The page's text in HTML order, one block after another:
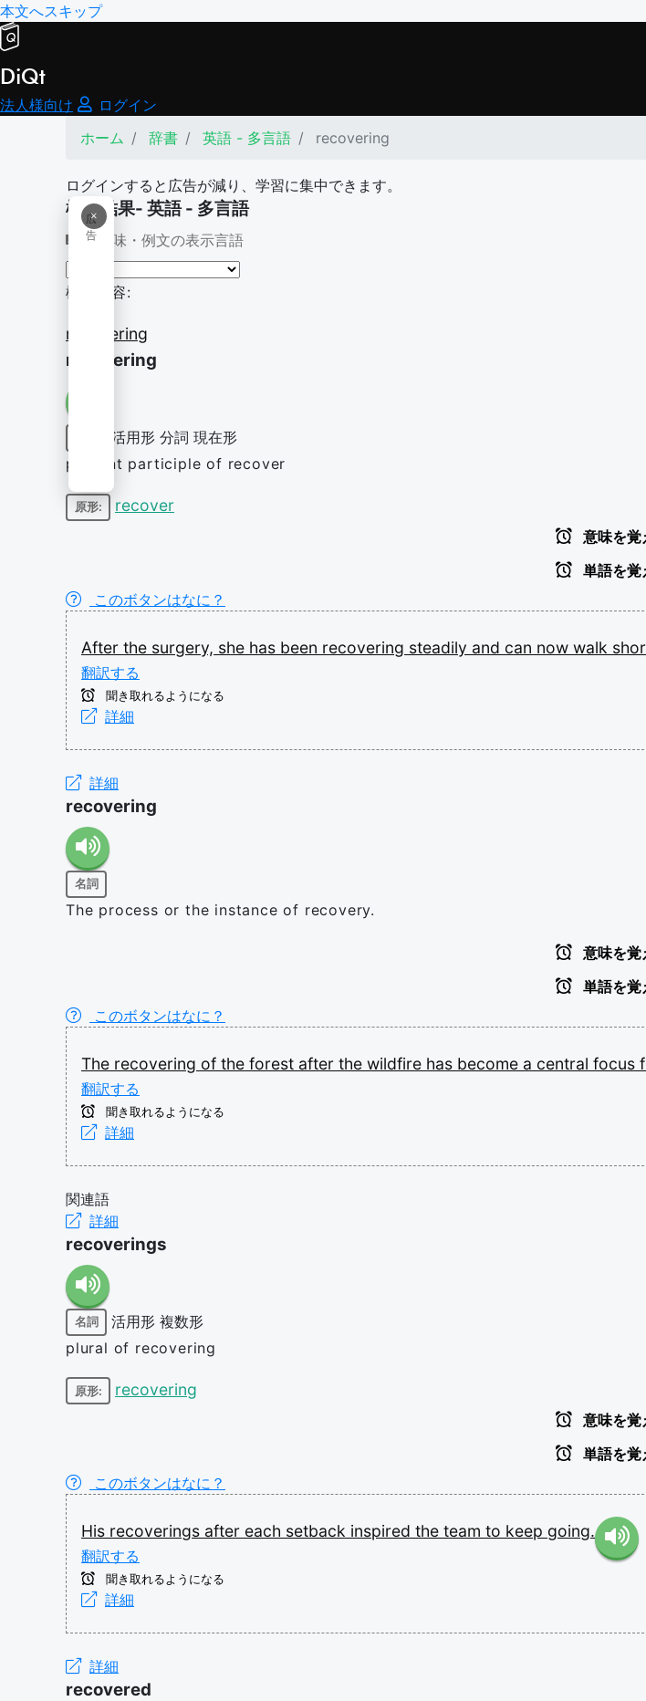
本文へスキップ
DiQt
法人様向け
ログイン
ホーム
辞書 英語 - 多言語 recovering
ログインすると広告が減り、学習に集中できます。
×
広
告
検索結果- 英語 - 多言語
意味・例文の表示言語
検索内容:
recovering
recovering
活用形 分詞 現在形
present participle of recover
原形: recover
意味を覚
単語を覚
このボタンはなに？
After the surgery, she has been recovering steadily and can now walk
翻訳する
聞き取れるようになる
詳細
詳細
recovering
名詞
The process or the instance of recovery.
意味を覚
単語を覚
このボタンはなに？
The recovering of the forest after the wildfire has become a central focus
翻訳する
聞き取れるようになる
詳細
関連語
詳細
recoverings
名詞 活用形 複数形
plural of recovering
原形: recovering
意味を覚
単語を覚
このボタンはなに？
His recoverings after each setback inspired the team to keep going.
翻訳する
聞き取れるようになる
詳細
詳細
recovered